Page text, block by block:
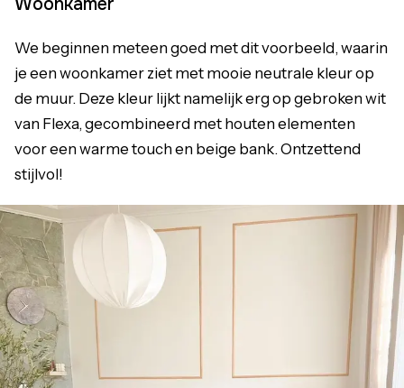
We beginnen meteen goed met dit voorbeeld, waarin
je een woonkamer ziet met mooie neutrale kleur op
de muur. Deze kleur lijkt namelijk erg op gebroken wit
van Flexa, gecombineerd met houten elementen
voor een warme touch en beige bank. Ontzettend
stijlvol!